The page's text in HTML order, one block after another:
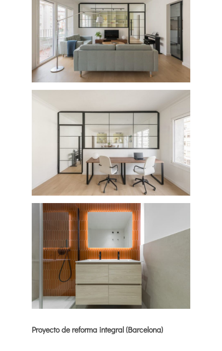
Proyecto de reforma integral (Barcelona)